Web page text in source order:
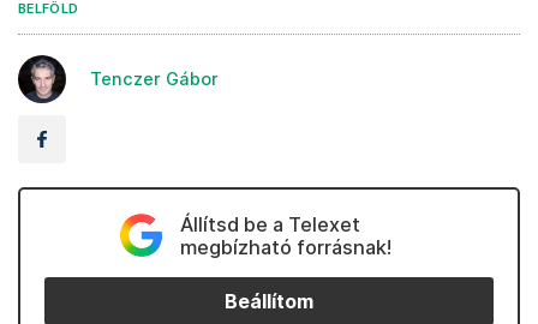
BELFÖLD
Tenczer Gábor
Állítsd be a Telexet
megbízható forrásnak!
Beállítom